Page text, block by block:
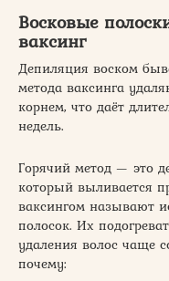
Восковые
ваксинг
Депиляция воском
метода ваксинга
корнем, что даёт
недель.
Горячий метод — это
который выливается
ваксингом называют
полосок. Их
удаления волос чаще
почему: